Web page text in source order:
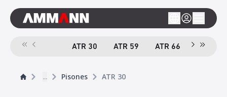
ATR 30 ATR 59 ATR 66 ACR 70
... Pisones ATR 30